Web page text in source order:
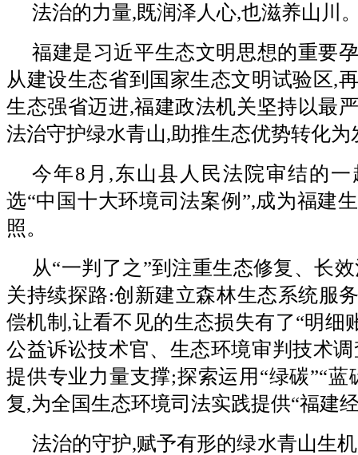
法治的力量,既润泽人心,也滋养山川
福建是习近平生态文明思想的重要
从建设生态省到国家生态文明试验区,
生态强省迈进,福建政法机关坚持以最
法治守护绿水青山,助推生态优势转化为
今年8月,东山县人民法院审结的
选“中国十大环境司法案例”,成为福建
照。
从“一判了之”到注重生态修复、长
关持续探路:创新建立森林生态系统服
偿机制,让看不见的生态损失有了“明细
公益诉讼技术官、生态环境审判技术
提供专业力量支撑;探索运用“绿碳”“蓝
复,为全国生态环境司法实践提供“福建
法治的守护,赋予有形的绿水青山生